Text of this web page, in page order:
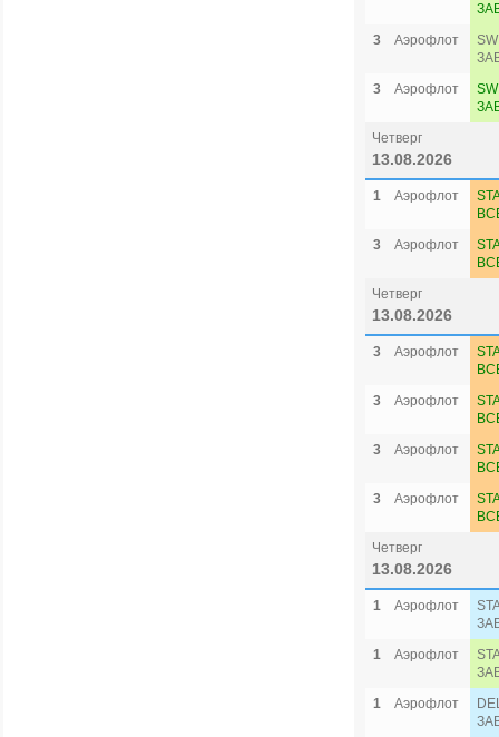
3
Аэрофлот
3
Аэрофлот
Четверг
13.08.2026
1 Аэрофлот
3
Аэрофлот
Четверг
13.08.2026
3 Аэрофлот
3
Аэрофлот
3
Аэрофлот
3
Аэрофлот
Четверг
13.08.2026
1 Аэрофлот
1
Аэрофлот
1
Аэрофлот